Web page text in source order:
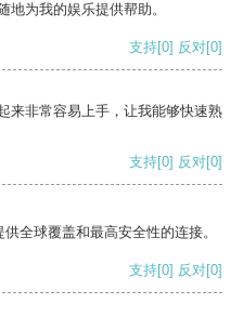
地为我的娱乐提供帮助。
支持[0] 反对[0]
来非常容易上手，让我能够快速熟
支持[0] 反对[0]
全球覆盖和最高安全性的连接。
支持[0] 反对[0]